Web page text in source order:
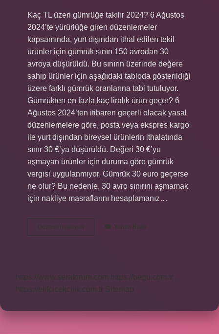
Kaç TL üzeri gümrüğe takılır 2024? 6 Ağustos
2024’te yürürlüğe giren düzenlemeler
kapsamında, yurt dışından ithal edilen tekil
ürünler için gümrük sınırı 150 avrodan 30
avroya düşürüldü. Bu sınırın üzerinde değere
sahip ürünler için aşağıdaki tabloda gösterildiği
üzere farklı gümrük oranlarına tabi tutuluyor.
Gümrükten en fazla kaç liralık ürün geçer? 6
Ağustos 2024’ten itibaren geçerli olacak yasal
düzenlemelere göre, posta veya ekspres kargo
ile yurt dışından bireysel ürünlerin ithalatında
sınır 30 €’ya düşürüldü. Değeri 30 €’yu
aşmayan ürünler için duruma göre gümrük
vergisi uygulanmıyor. Gümrük 30 euro geçerse
ne olur? Bu nedenle, 30 avro sınırını aşmamak
için nakliye masraflarını hesaplamanız…
Devamını okuyun
Gümrükten
Kaç
Yorum Bırak
https://www.seraforum.com
https://begu.com.tr
https://elifcicekcilik.com.tr
Sitemap